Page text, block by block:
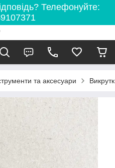
Телефонуйте:
та аксесуари